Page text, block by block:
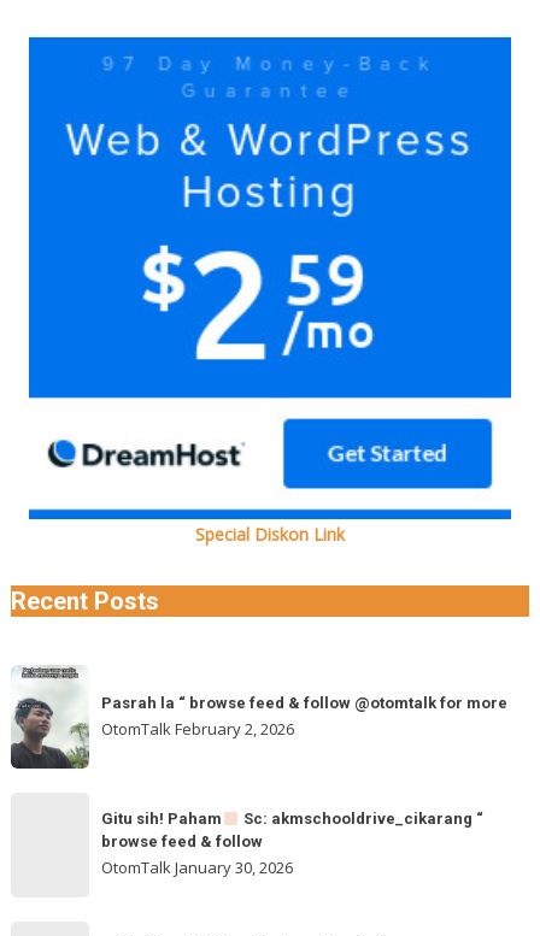
Yuk
Special Diskon Link
Recent Posts
Pasrah
la
browse
@otomtalk
Pasrah la “ browse feed & follow @otomtalk for more
OtomTalk February 2, 2026
Gitu sih! Paham
Sc: akmschooldrive_cikarang “
browse feed & follow
OtomTalkJanuary 30, 2026